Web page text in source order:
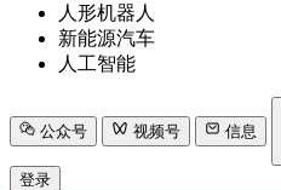
人形机器人
新能源汽车
人工智能
公众号 视频号
信息
登录